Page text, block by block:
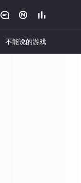
  
不能说的游戏